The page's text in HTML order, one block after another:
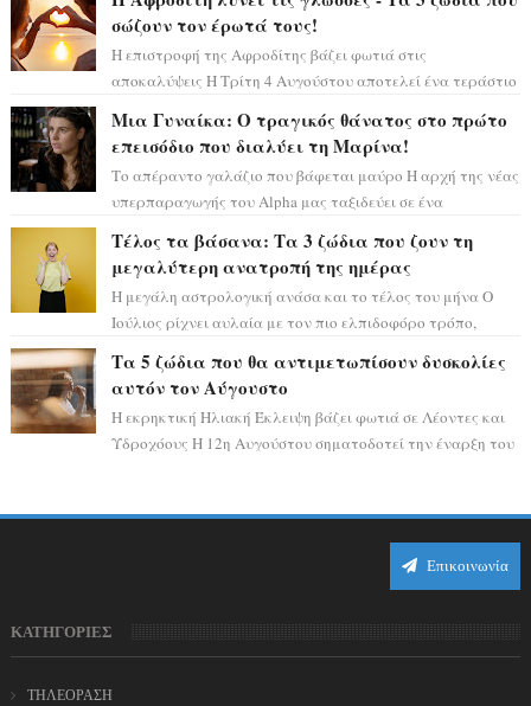
σώζουν τον έρωτά τους!
Η επιστροφή της Αφροδίτης βάζει φωτιά στις
αποκαλύψεις Η Τρίτη 4 Αυγούστου αποτελεί ένα τεράστιο
Μια Γυναίκα: Ο τραγικός θάνατος στο πρώτο
επεισόδιο που διαλύει τη Μαρίνα!
Το απέραντο γαλάζιο που βάφεται μαύρο Η αρχή της νέας
υπερπαραγωγής του Alpha μας ταξιδεύει σε ένα
Τέλος τα βάσανα: Τα 3 ζώδια που ζουν τη
μεγαλύτερη ανατροπή της ημέρας
Η μεγάλη αστρολογική ανάσα και το τέλος του μήνα Ο
Ιούλιος ρίχνει αυλαία με τον πιο ελπιδοφόρο τρόπο,
Τα 5 ζώδια που θα αντιμετωπίσουν δυσκολίες
αυτόν τον Αύγουστο
Η εκρηκτική Ηλιακή Έκλειψη βάζει φωτιά σε Λέοντες και
Υδροχόους Η 12η Αυγούστου σηματοδοτεί την έναρξη του
Επικοινωνία
ΚΑΤΗΓΟΡΙΕΣ
ΤΗΛΕΟΡΑΣΗ